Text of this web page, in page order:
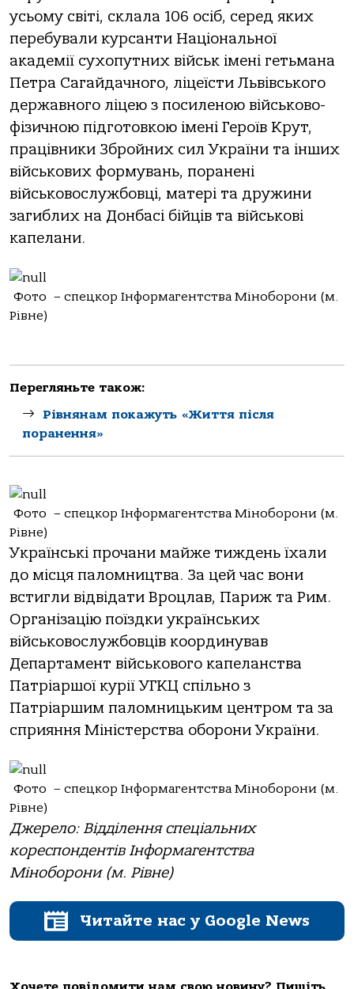
усьому світі, склала 106 осіб, серед яких
перебували курсанти Національної
академії сухопутних військ імені гетьмана
Петра Сагайдачного, ліцеїсти Львівського
державного ліцею з посиленою військово-
фізичною підготовкою імені Героїв Крут,
працівники Збройних сил України та інших
військових формувань, поранені
військовослужбовці, матері та дружини
загиблих на Донбасі бійців та військові
капелани.
Фото – спецкор Інформагентства Міноборони (м.
Рівне)
Перегляньте також:
Рівнянам покажуть «Життя після
поранення»
Фото – спецкор Інформагентства Міноборони (м.
Рівне)
Українські прочани майже тиждень їхали
до місця паломництва. За цей час вони
встигли відвідати Вроцлав, Париж та Рим.
Організацію поїздки українських
військовослужбовців координував
Департамент військового капеланства
Патріаршої курії УГКЦ спільно з
Патріаршим паломницьким центром та за
сприяння Міністерства оборони України.
Фото – спецкор Інформагентства Міноборони (м.
Рівне)
Джерело: Відділення спеціальних
кореспондентів Інформагентства
Міноборони (м. Рівне)
Читайте нас у Google News